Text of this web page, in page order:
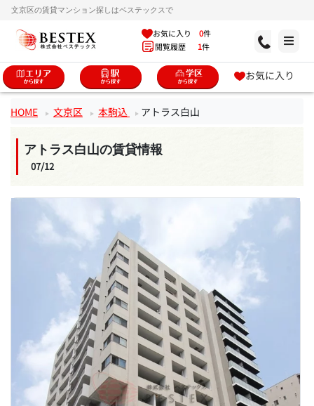
文京区の賃貸マンション探しはベステックスで
お気に入り 0件
閲覧履歴 1件
お気に入り
HOME 文京区 本駒込 アトラス白山
アトラス白山の賃貸情報
07/12